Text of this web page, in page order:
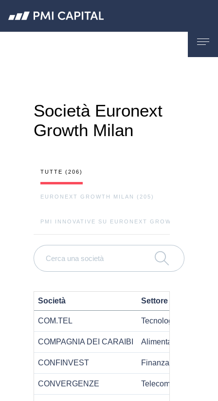
Società Euronext
Growth Milan
TUTTE (206)
EURONEXT GROWTH MILAN (205)
PMI INNOVATIVE SU EURONEXT GROWTH MILAN
Società Settore
COM.TEL Tecnologia
COMPAGNIA DEI CARAIBI Alimentare
CONFINVEST Finanza
CONVERGENZE Telecomunicazioni